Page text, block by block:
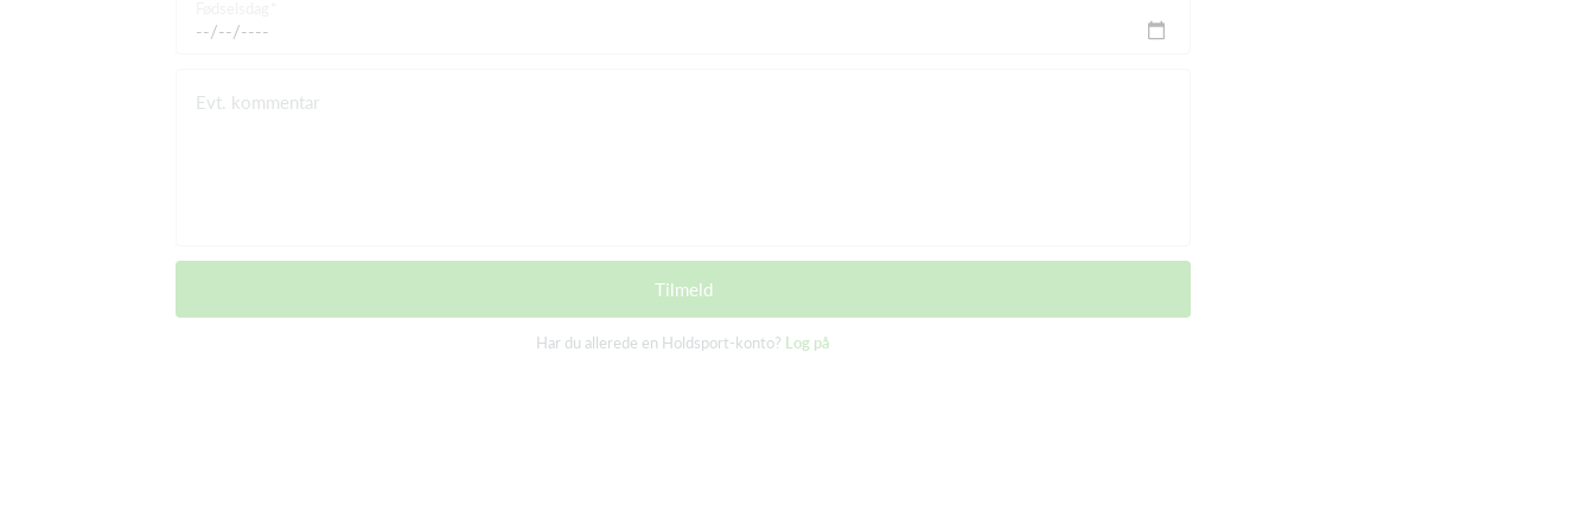
Evt. kommentar
Tilmeld
Har du allerede en Holdsport-konto? Log på